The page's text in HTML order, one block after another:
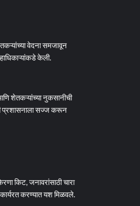
वेदना समजावून
केली.
शेतकऱ्यांच्या नुकसानीची
प्रशासनाला सज्ज करून
किट, जनावरांसाठी चारा
करण्यात यश मिळवले.